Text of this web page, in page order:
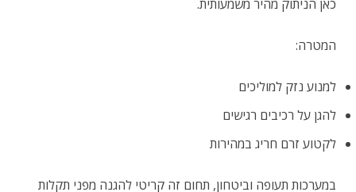
כאן הניתוק מהיר משמעותית.
המטרה:
למנוע נזק למוליכים
להגן על רכיבים רגישים
לקטוע זרם חריג במהירות
במערכות תעופה וביטחון, תחום זה קריטי להגנה מפני תקלות